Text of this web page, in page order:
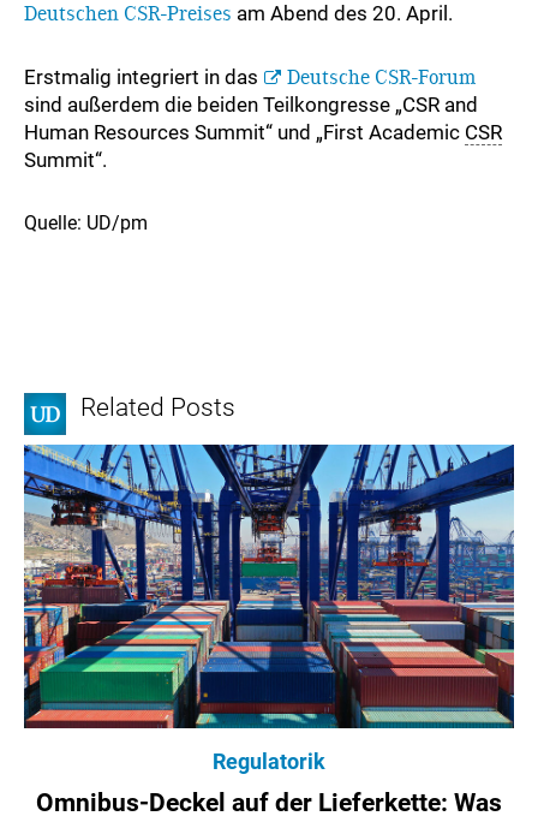
Deutschen CSR-Preises am Abend des 20. April.
Erstmalig integriert in das Deutsche CSR-Forum
sind außerdem die beiden Teilkongresse „CSR and
Human Resources Summit“ und „First Academic CSR
Summit“.
Quelle: UD/pm
Related Posts
Regulatorik
Omnibus-Deckel auf der Lieferkette: Was